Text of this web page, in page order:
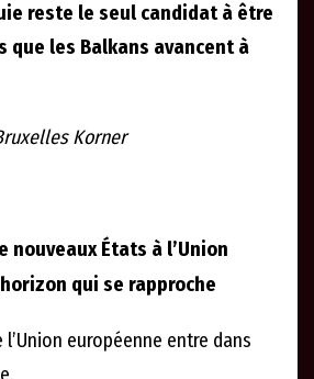
reste le seul candidat à être
que les Balkans avancent à
Korner
nouveaux États à l’Union
qui se rapproche
l’Union européenne entre dans